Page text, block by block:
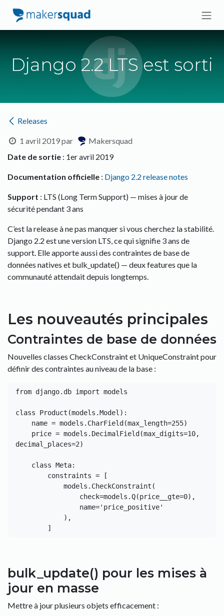
Django 2.2 LTS est sorti
Releases
1 avril 2019par
Makersquad
Date de sortie : 1er avril 2019
Documentation officielle : Django 2.2 release notes
Support : LTS (Long Term Support) — mises à jour de
sécurité pendant 3 ans
C’est la release à ne pas manquer si vous cherchez la stabilité.
Django 2.2 est une version LTS, ce qui signifie 3 ans de
support. Elle apporte aussi des contraintes de base de
données natives et bulk_update() — deux features que la
communauté attendait depuis longtemps.
Les nouveautés principales
Contraintes de base de données
Nouvelles classes CheckConstraint et UniqueConstraint pour
définir des contraintes au niveau de la base :
from django.db import models
class Product(models.Model):
decimal_places=2)
bulk_update() pour les mises à
jour en masse
Mettre à jour plusieurs objets efficacement :